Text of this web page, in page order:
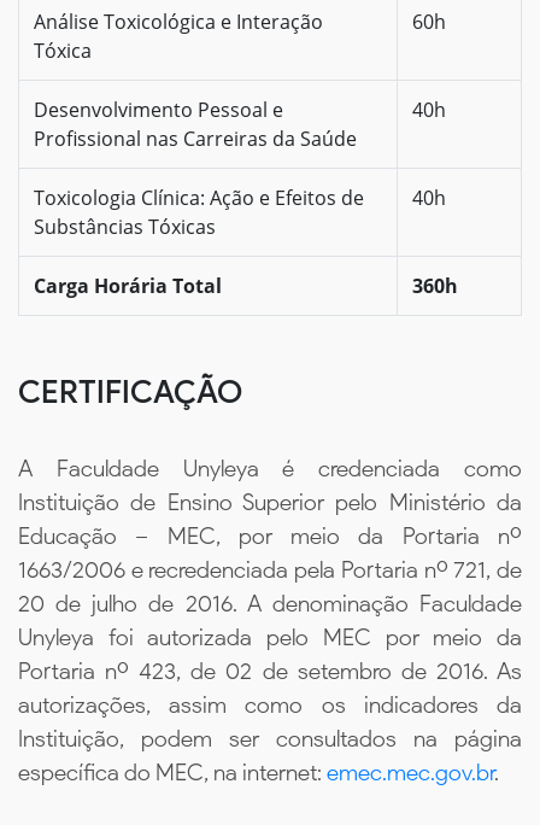
Análise Toxicológica e Interação
Tóxica
60h
Desenvolvimento Pessoal e
Profissional nas Carreiras da Saúde
40h
Toxicologia Clínica: Ação e Efeitos de
Substâncias Tóxicas
40h
Carga Horária Total 360h
CERTIFICAÇÃO
A Faculdade Unyleya é credenciada como
Instituição de Ensino Superior pelo Ministério da
Educação – MEC, por meio da Portaria nº
1663/2006 e recredenciada pela Portaria nº 721, de
20 de julho de 2016. A denominação Faculdade
Unyleya foi autorizada pelo MEC por meio da
Portaria nº 423, de 02 de setembro de 2016. As
autorizações, assim como os indicadores da
Instituição, podem ser consultados na página
específica do MEC, na internet: emec.mec.gov.br.